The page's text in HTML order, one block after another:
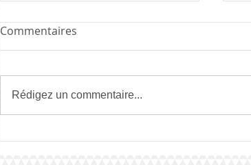
Commentaires
Rédigez un commentaire...